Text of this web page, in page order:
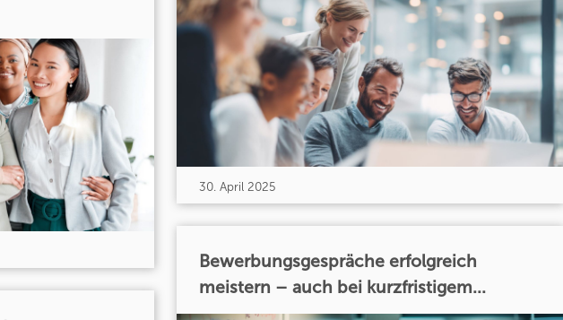
30. April 2025
Bewerbungsgespräche erfolgreich
meistern – auch bei kurzfristigem...